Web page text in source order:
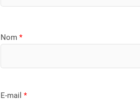
Nom*
E-mail*